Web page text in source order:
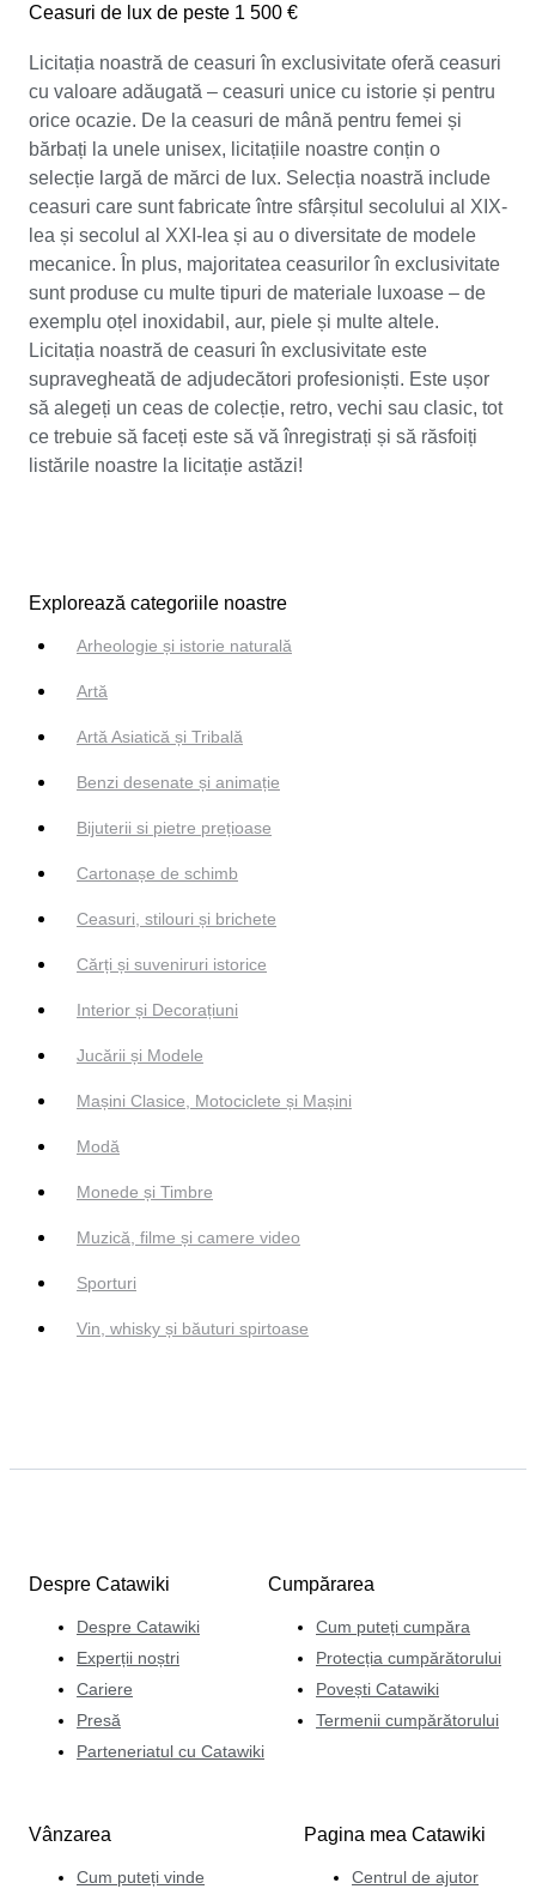
Ceasuri de lux de peste 1 500 €
Licitația noastră de ceasuri în exclusivitate oferă ceasuri
cu valoare adăugată – ceasuri unice cu istorie și pentru
orice ocazie. De la ceasuri de mână pentru femei și
bărbați la unele unisex, licitațiile noastre conțin o
selecție largă de mărci de lux. Selecția noastră include
ceasuri care sunt fabricate între sfârșitul secolului al XIX-
lea și secolul al XXI-lea și au o diversitate de modele
mecanice. În plus, majoritatea ceasurilor în exclusivitate
sunt produse cu multe tipuri de materiale luxoase – de
exemplu oțel inoxidabil, aur, piele și multe altele.
Licitația noastră de ceasuri în exclusivitate este
supravegheată de adjudecători profesioniști. Este ușor
să alegeți un ceas de colecție, retro, vechi sau clasic, tot
ce trebuie să faceți este să vă înregistrați și să răsfoiți
listările noastre la licitație astăzi!
Explorează categoriile noastre
Arheologie și istorie naturală
Artă
Artă Asiatică și Tribală
Benzi desenate și animație
Bijuterii si pietre prețioase
Cartonașe de schimb
Ceasuri, stilouri și brichete
Cărți și suveniruri istorice
Interior și Decorațiuni
Jucării și Modele
Mașini Clasice, Motociclete și Mașini
Modă
Monede și Timbre
Muzică, filme și camere video
Sporturi
Vin, whisky și băuturi spirtoase
Despre Catawiki
Despre Catawiki
Experții noștri
Cariere
Presă
Parteneriatul cu Catawiki
Cumpărarea
Cum puteți cumpăra
Protecția cumpărătorului
Povești Catawiki
Termenii cumpărătorului
Vânzarea
Cum puteți vinde
Pagina mea Catawiki
Centrul de ajutor